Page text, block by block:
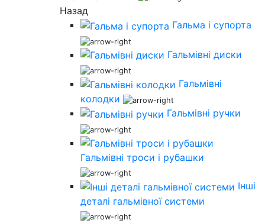
Назад
Гальма і супорта
Гальмівні диски
Гальмівні
колодки
Гальмівні ручки
Гальмівні троси і рубашки
Інші
деталі гальмівної системи